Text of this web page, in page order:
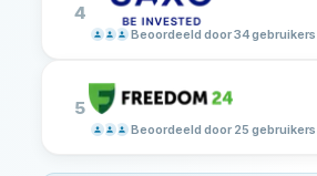
4
Beoordeeld door 34 gebruikers
5
Beoordeeld door 25 gebruikers